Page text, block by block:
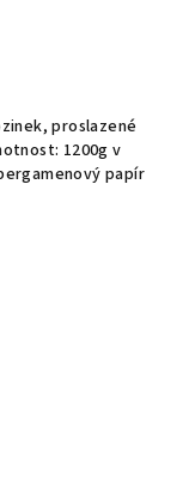
proslazené
1200g v
papír